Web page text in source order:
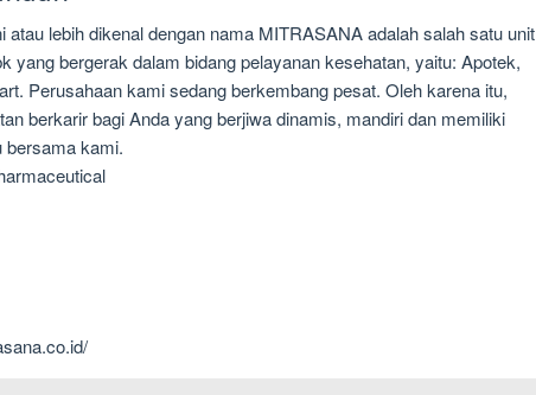
atau lebih dikenal dengan nama MITRASANA adalah salah satu unit
yang bergerak dalam bidang pelayanan kesehatan, yaitu: Apotek,
Perusahaan kami sedang berkembang pesat. Oleh karena itu,
berkarir bagi Anda yang berjiwa dinamis, mandiri dan memiliki
bersama kami.